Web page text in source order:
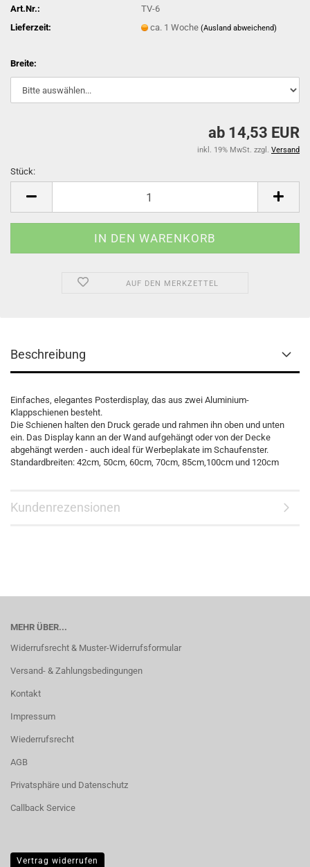
Art.Nr.:
TV-6
Lieferzeit:
ca. 1 Woche(Ausland abweichend)
Breite:
ab 14,53 EUR
inkl. 19% MwSt. zzgl. Versand
Stück:
AUF DEN MERKZETTEL
Beschreibung
Einfaches, elegantes Posterdisplay, das aus zwei Aluminium-
Klappschienen besteht.
Die Schienen halten den Druck gerade und rahmen ihn oben und unten
ein. Das Display kann an der Wand aufgehängt oder von der Decke
abgehängt werden - auch ideal für Werbeplakate im Schaufenster.
Standardbreiten: 42cm, 50cm, 60cm, 70cm, 85cm,100cm und 120cm
Kundenrezensionen
MEHR ÜBER...
Widerrufsrecht & Muster-Widerrufsformular
Versand- & Zahlungsbedingungen
Kontakt
Impressum
Wiederrufsrecht
AGB
Privatsphäre und Datenschutz
Callback Service
Vertrag widerrufen